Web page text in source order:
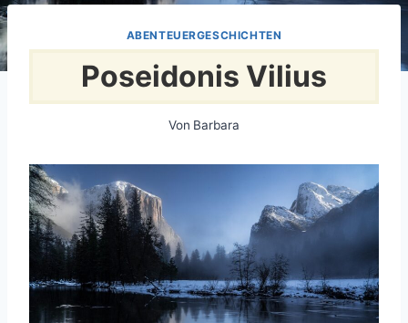
ABENTEUERGESCHICHTEN
Poseidonis Vilius
Von Barbara